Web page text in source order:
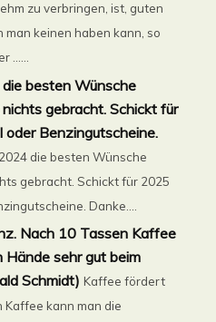
zu verbringen, ist, guten
keinen haben kann, so
......
besten Wünsche
gebracht. Schickt für
Benzingutscheine.
die besten Wünsche
gebracht. Schickt für 2025
Danke....
Nach 10 Tassen Kaffee
sehr gut beim
Schmidt) Kaffee fördert
Kaffee kann man die